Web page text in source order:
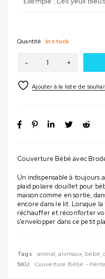
Couverture Bébé avec
Un indispensable à toujours
plaid polaire douillet pour
maison comme en sortie,
encore dans le lit. Lorsque
réchauffer et réconforter
s’envelopper dans ce petit
Quantité In stock
Tags animal,animaux, bébé,
SKU
Couverture Bébé -